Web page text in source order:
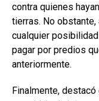
contra quienes
tierras. No
cualquier
pagar por predios
anteriormente.
Finalmente,